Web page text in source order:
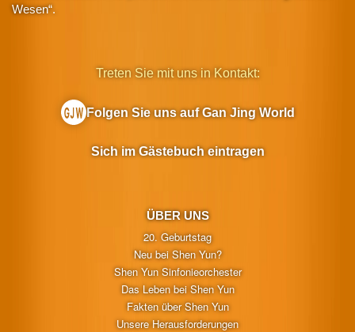
Wesen“.
ÜBER UNS
20. Geburtstag
Neu bei Shen Yun?
Shen Yun Sinfonieorchester
Das Leben bei Shen Yun
Fakten über Shen Yun
Unsere Herausforderungen
Treten Sie mit uns in Kontakt:
Folgen Sie uns auf Gan Jing World
Sich im Gästebuch eintragen